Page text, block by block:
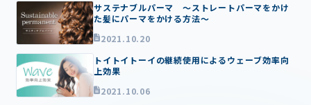
サステナブルパーマ ～ストレートパーマをかけ
た髪にパーマをかける方法～
2021.10.20
トイトイトーイの継続使用によるウェーブ効率向
上効果
2021.10.06